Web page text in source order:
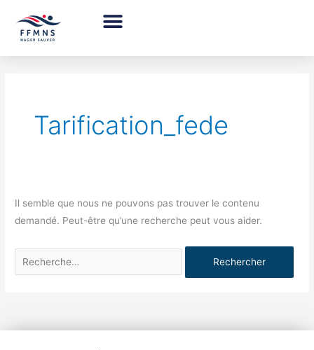
contenu
Tarification_fede
Il semble que nous ne pouvons pas trouver le contenu
demandé. Peut-être qu’une recherche peut vous aider.
Rechercher :